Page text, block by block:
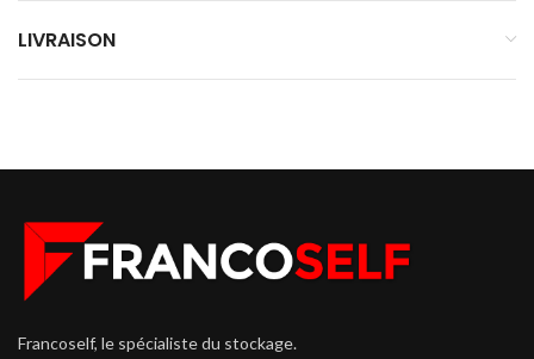
LIVRAISON
Francoself, le spécialiste du stockage.